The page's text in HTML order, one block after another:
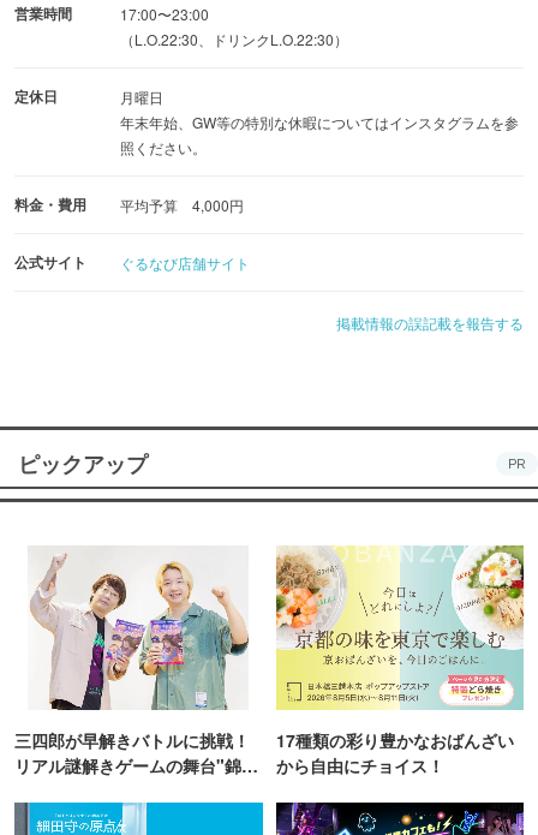
願いを込めて丁寧なおもてなしとお料理で、お待ちしてお
…★各種宴会や、貸し切りプラン等も承っております…★
営業時間
17:00〜23:00
（L.O.22:30、ドリンクL.O.22:30）
定休日
月曜日
年末年始、GW等の特別な休暇についてはインスタグラムを参
照ください。
料金・費用 平均予算 4,000円
公式サイト ぐるなび店舗サイト
掲載情報の誤記載を報告する
ピックアップ PR
三四郎が早解きバトルに挑戦！
リアル謎解きゲームの舞台"錦糸
17種類の彩り豊かなおばんざい
から自由にチョイス！